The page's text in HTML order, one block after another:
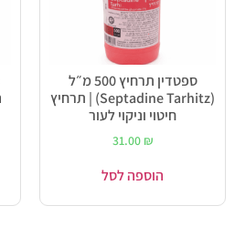
ספטדין תרחיץ 500 מ״ל
(Septadine Tarhitz) | תרחיץ
חיטוי וניקוי לעור
31.00 ₪
הוספה לסל